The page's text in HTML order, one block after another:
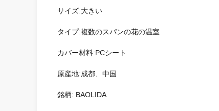
サイズ:大きい
タイプ:複数のスパンの花の温室
カバー材料:PCシート
原産地:成都、中国
銘柄: BAOLIDA